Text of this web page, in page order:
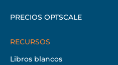
PRECIOS OPTSCALE
RECURSOS
Libros blancos